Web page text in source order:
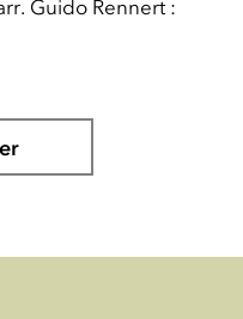
Guido Rennert :